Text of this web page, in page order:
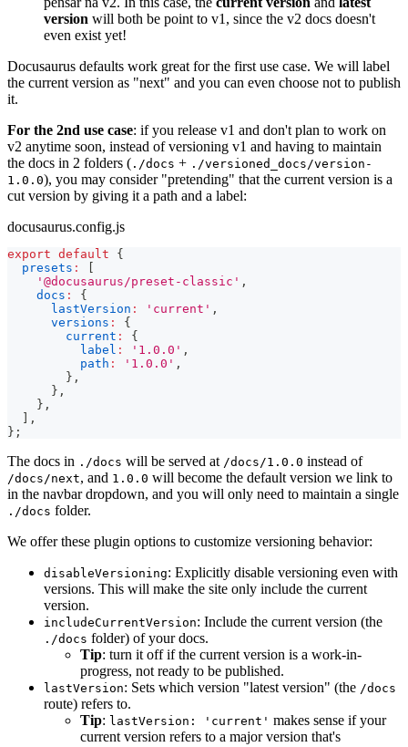
version will both be point to v1, since the v2 docs doesn't
even exist yet!
Docusaurus defaults work great for the first use case. We will label
the current version as "next" and you can even choose not to publish
it.
For the 2nd use case: if you release v1 and don't plan to work on
v2 anytime soon, instead of versioning v1 and having to maintain
the docs in 2 folders ( ./docs + ./versioned_docs/version-
1.0.0), you may consider "pretending" that the current version is a
cut version by giving it a path and a label:
docusaurus.config.js
export default
{
presets :
'@docusaurus/preset-classic' ,
docs :
{
lastVersion : 'current' ,
versions :
{
current :
{
label : '1.0.0' ,
path : '1.0.0' ,
} ,
} ,
} ,
,
} ;
The docs in ./docs will be served at /docs/1.0.0 instead of
/docs/next, and 1.0.0 will become the default version we link to
in the navbar dropdown, and you will only need to maintain a single
./docs folder.
We offer these plugin options to customize versioning behavior:
disableVersioning: Explicitly disable versioning even with
versions. This will make the site only include the current
version.
includeCurrentVersion: Include the current version (the
./docs folder) of your docs.
Tip: turn it off if the current version is a work-in-
progress, not ready to be published.
lastVersion: Sets which version "latest version" (the /docs
route) refers to.
Tip: lastVersion: 'current' makes sense if your
current version refers to a major version that's